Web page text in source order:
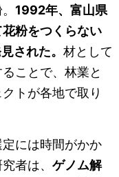
1992年、富山県
粉をつくらない
された。 材として
ことで、林業と
トが各地で取り
には時間がかか
者は、 ゲノム解